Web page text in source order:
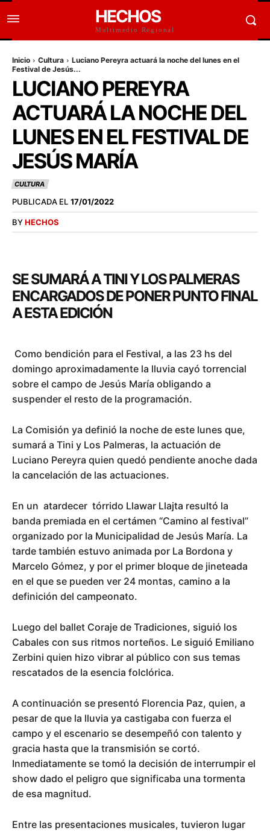
HECHOS
Multimedio Regional
Inicio Cultura
Luciano Pereyra actuará la noche del lunes en el
Festival de Jesús...
LUCIANO PEREYRA
ACTUARÁ LA NOCHE DEL
LUNES EN EL FESTIVAL DE
JESÚS MARÍA
CULTURA
PUBLICADA EL 17/01/2022
BYHECHOS
SE SUMARÁ A TINI Y LOS PALMERAS
ENCARGADOS DE PONER PUNTO FINAL
A ESTA EDICIÓN
Como bendición para el Festival, a las 23 hs del
domingo aproximadamente la lluvia cayó torrencial
sobre el campo de Jesús María obligando a
suspender el resto de la programación.
La Comisión ya definió la noche de este lunes que,
sumará a Tini y Los Palmeras, la actuación de
Luciano Pereyra quien quedó pendiente anoche dada
la cancelación de las actuaciones.
En un atardecer tórrido Llawar Llajta resultó la
banda premiada en el certámen “Camino al festival”
organizado por la Municipalidad de Jesús María. La
tarde también estuvo animada por La Bordona y
Marcelo Gómez, y por el primer bloque de jineteada
en el que se pueden ver 24 montas, camino a la
definición del campeonato.
Luego del ballet Coraje de Tradiciones, siguió los
Cabales con sus ritmos norteños. Le siguió Emiliano
Zerbini quien hizo vibrar al público con sus temas
rescatados de la esencia folclórica.
A continuación se presentó Florencia Paz, quien, a
pesar de que la lluvia ya castigaba con fuerza el
campo y el escenario se desempeñó con talento y
gracia hasta que la transmisión se cortó.
Inmediatamente se tomó la decisión de interrumpir el
show dado el peligro que significaba una tormenta
de esa magnitud.
Entre las presentaciones musicales, tuvieron lugar